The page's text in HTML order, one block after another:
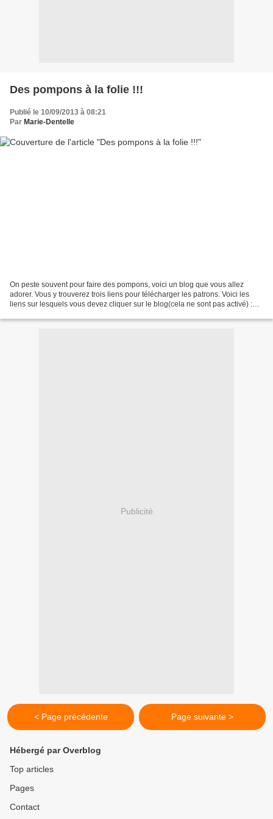
Des pompons à la folie !!!
Publié le 10/09/2013 à 08:21
Par Marie-Dentelle
On peste souvent pour faire des pompons, voici un blog que vous allez
adorer. Vous y trouverez trois liens pour télécharger les patrons. Voici les
liens sur lesquels vous devez cliquer sur le blog(cela ne sont pas activé) :
Publicité
< Page précédente Page suivante >
Hébergé par Overblog
Top articles
Pages
Contact